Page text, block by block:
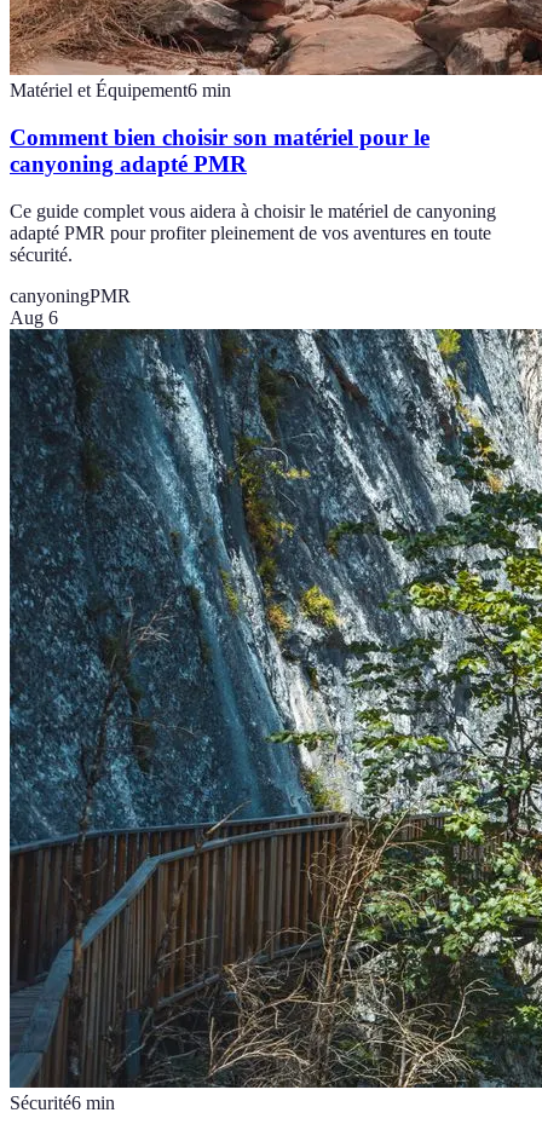
Matériel et Équipement6 min
Comment bien choisir son matériel pour le
canyoning adapté PMR
Ce guide complet vous aidera à choisir le matériel de canyoning
adapté PMR pour profiter pleinement de vos aventures en toute
sécurité.
canyoningPMR
Aug 6
Sécurité6 min